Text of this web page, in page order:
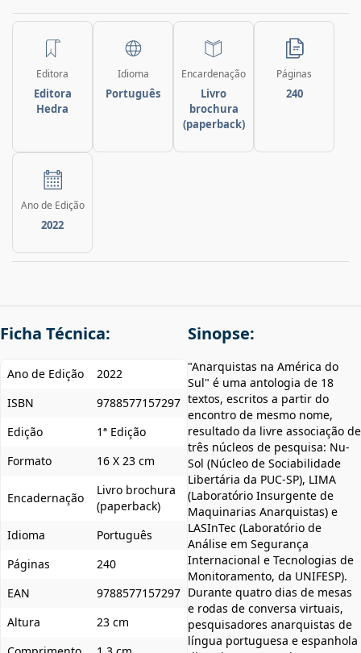
Editora
Editora
Hedra
Idioma
Português
Encardenação
Livro
brochura
(paperback)
Páginas
240
Ano de Edição
2022
Ficha Técnica:
Ano de Edição
2022
ISBN
9788577157297
Edição
1ª Edição
Formato
16 X 23 cm
Encadernação
Livro brochura
(paperback)
Idioma
Português
Páginas
240
EAN
9788577157297
Altura
23 cm
Sinopse:
"Anarquistas na América do
Sul" é uma antologia de 18
textos, escritos a partir do
encontro de mesmo nome,
resultado da livre associação de
três núcleos de pesquisa: Nu-
Sol (Núcleo de Sociabilidade
Libertária da PUC-SP), LIMA
(Laboratório Insurgente de
Maquinarias Anarquistas) e
LASInTec (Laboratório de
Análise em Segurança
Internacional e Tecnologias de
Monitoramento, da UNIFESP).
Durante quatro dias de mesas
e rodas de conversa virtuais,
pesquisadores anarquistas de
língua portuguesa e espanhola